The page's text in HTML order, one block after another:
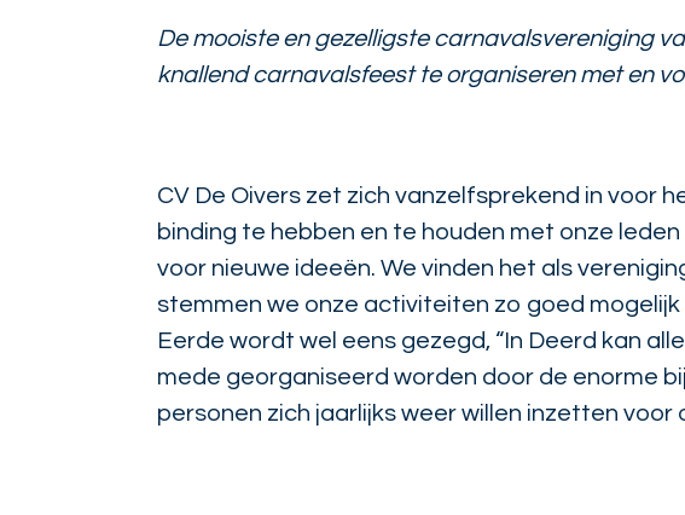
De mooiste en gezelligste carnavalsvereniging
knallend carnavalsfeest te organiseren met en
CV De Oivers zet zich vanzelfsprekend in voor
binding te hebben en te houden met onze
voor nieuwe ideeën. We vinden het als
stemmen we onze activiteiten zo goed mogelijk
Eerde wordt wel eens gezegd, “In Deerd kan
mede georganiseerd worden door de enorme
personen zich jaarlijks weer willen inzetten voor